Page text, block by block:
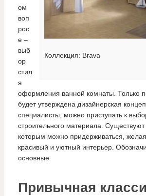
Коллекция: Brava
ом
воп
рос
е –
выб
ор
стил
я
оформления ванной комнаты. Только
будет утверждена дизайнерская
специалисты, можно приступать к
строительного материала.
которым можно придерживаться,
красивый и уютный интерьер.
основные.
Привычная